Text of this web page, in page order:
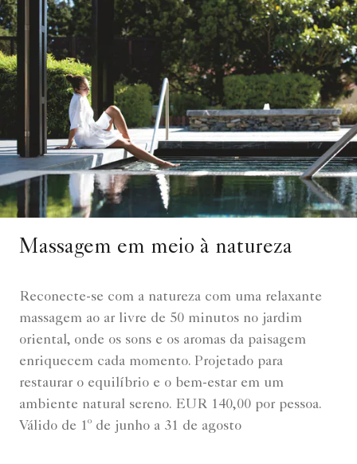
Massagem em meio à natureza
Reconecte-se com a natureza com uma relaxante
massagem ao ar livre de 50 minutos no jardim
oriental, onde os sons e os aromas da paisagem
enriquecem cada momento. Projetado para
restaurar o equilíbrio e o bem-estar em um
ambiente natural sereno. EUR 140,00 por pessoa.
Válido de 1º de junho a 31 de agosto